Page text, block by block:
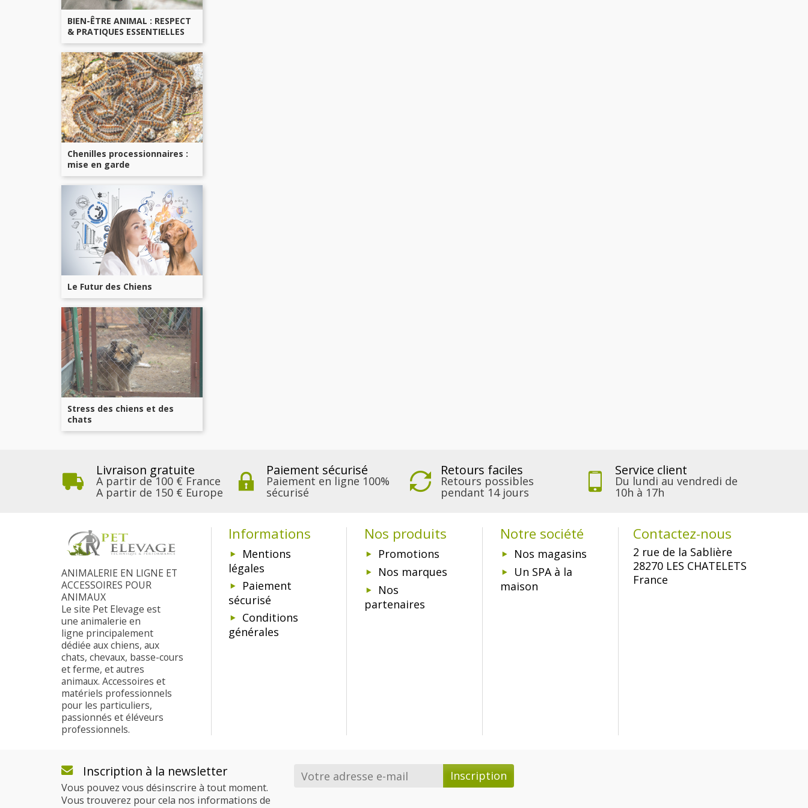
BIEN-ÊTRE ANIMAL : RESPECT
& PRATIQUES ESSENTIELLES
Chenilles processionnaires :
mise en garde
Le Futur des Chiens
Stress des chiens et des
chats
Livraison gratuite
A partir de 100 € France
A partir de 150 € Europe
Paiement sécurisé
Paiement en ligne 100%
sécurisé
Retours faciles
Retours possibles
pendant 14 jours
Service client
Du lundi au vendredi de
10h à 17h
ANIMALERIE EN LIGNE ET
ACCESSOIRES POUR
ANIMAUX
Le site Pet Elevage est
une animalerie en
ligne principalement
dédiée aux chiens, aux
chats, chevaux, basse-cours
et ferme, et autres
animaux. Accessoires et
matériels professionnels
pour les particuliers,
passionnés et éléveurs
professionnels.
Informations
Mentions
légales
Paiement
sécurisé
Conditions
générales
Nos produits
Promotions
Nos marques
Nos
partenaires
Notre société
Nos magasins
Un SPA à la
maison
Contactez-nous
2 rue de la Sablière
28270 LES CHATELETS
France
Inscription à la newsletter
Vous pouvez vous désinscrire à tout moment.
Vous trouverez pour cela nos informations de